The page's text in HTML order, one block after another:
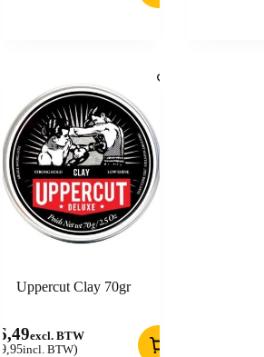
Uppercut Clay 70gr
excl. BTW
19,95incl. BTW)